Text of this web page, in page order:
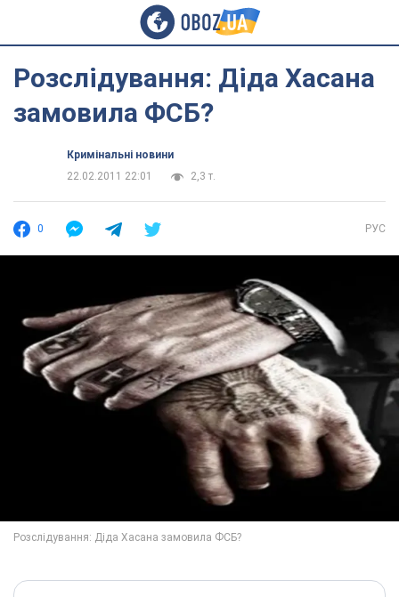
Розслідування: Діда Хасана
замовила ФСБ?
Кримінальні новини
22.02.2011 22:01
2,3 т.
0 РУС